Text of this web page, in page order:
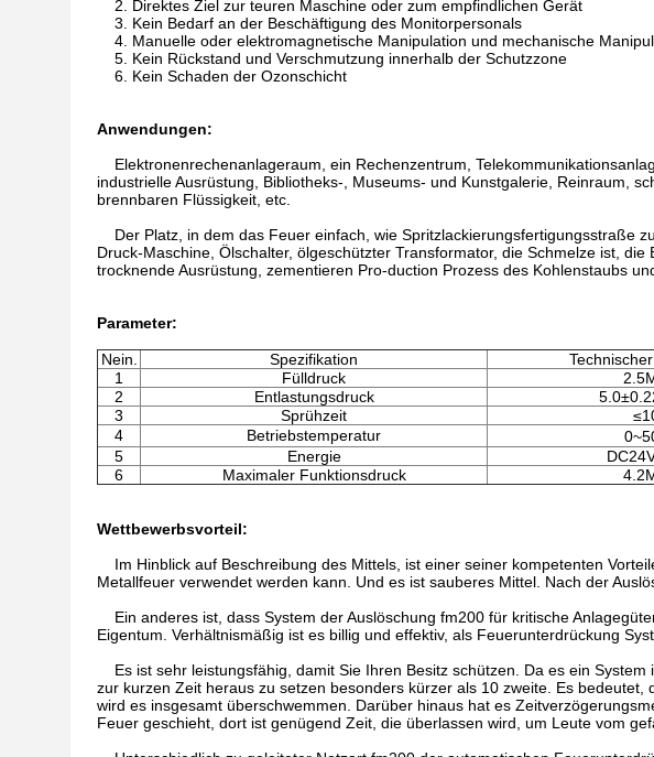
2. Direktes Ziel zur teuren Maschine oder zum empfindlichen Gerät
3. Kein Bedarf an der Beschäftigung des Monitorpersonals
4. Manuelle oder elektromagnetische Manipulation und mechanische
5. Kein Rückstand und Verschmutzung innerhalb der Schutzzone
6. Kein Schaden der Ozonschicht
Anwendungen:
Elektronenrechenanlageraum, ein Rechenzentrum,
industrielle Ausrüstung, Bibliotheks-, Museums- und Kunstgalerie, Reinraum,
brennbaren Flüssigkeit, etc.
Der Platz, in dem das Feuer einfach, wie Spritzlackierungsfertigungsstraße
Druck-Maschine, Ölschalter, ölgeschützter Transformator, die Schmelze ist,
trocknende Ausrüstung, zementieren Pro-duction Prozess des Kohlenstaubs
Parameter:
Nein. Spezifikation
1
Fülldruck
2
Entlastungsdruck
3
Sprühzeit
4
Betriebstemperatur
5
Energie
6
Maximaler Funktionsdruck
Wettbewerbsvorteil:
Im Hinblick auf Beschreibung des Mittels, ist einer seiner kompetenten
Metallfeuer verwendet werden kann. Und es ist sauberes Mittel. Nach der
Ein anderes ist, dass System der Auslöschung fm200 für kritische
Eigentum. Verhältnismäßig ist es billig und effektiv, als Feuerunterdrückung
Es ist sehr leistungsfähig, damit Sie Ihren Besitz schützen. Da es ein
zur kurzen Zeit heraus zu setzen besonders kürzer als 10 zweite. Es
wird es insgesamt überschwemmen. Darüber hinaus hat es
Feuer geschieht, dort ist genügend Zeit, die überlassen wird, um Leute vom